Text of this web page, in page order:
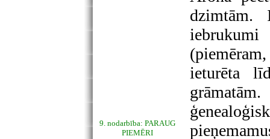
dzimtām.
ieturēta
9. nodarbība: PARAUG
PIEMĒRI